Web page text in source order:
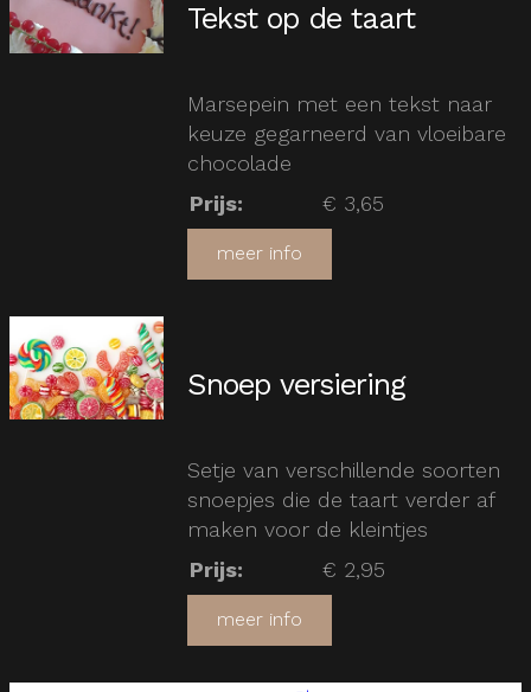
Tekst op de taart
Marsepein met een tekst naar
keuze gegarneerd van vloeibare
chocolade
Prijs: € 3,65
meer info
Snoep versiering
Setje van verschillende soorten
snoepjes die de taart verder af
maken voor de kleintjes
Prijs: € 2,95
meer info